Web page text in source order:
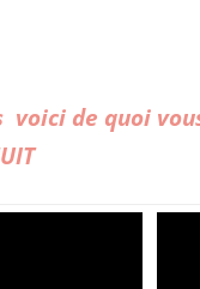
voici de quoi